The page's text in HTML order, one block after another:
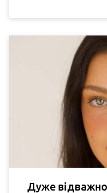
Дуже